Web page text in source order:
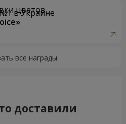
цветов
доставили